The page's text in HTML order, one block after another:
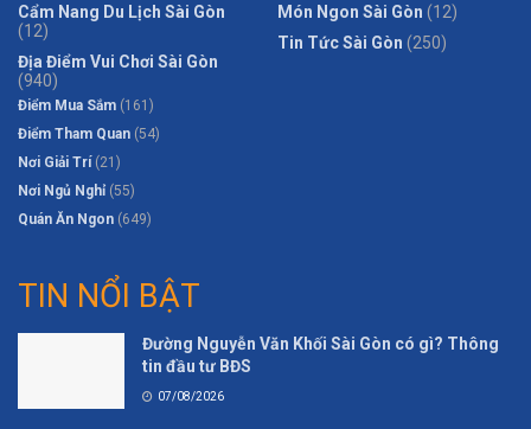
Cẩm Nang Du Lịch Sài Gòn
(12)
Địa Điểm Vui Chơi Sài Gòn
(940)
Điểm Mua Sắm (161)
Điểm Tham Quan (54)
Nơi Giải Trí(21)
Nơi Ngủ Nghỉ (55)
Quán Ăn Ngon (649)
Món Ngon Sài Gòn (12)
Tin Tức Sài Gòn (250)
TIN NỔI BẬT
Đường Nguyễn Văn Khối Sài Gòn có gì? Thông
tin đầu tư BĐS
07/08/2026